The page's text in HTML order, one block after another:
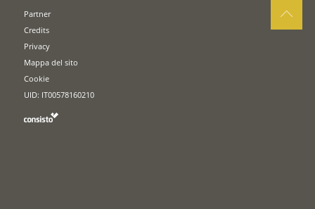
Partner
Credits
Privacy
Mappa del sito
Cookie
UID: IT00578160210